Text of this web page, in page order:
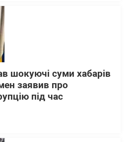
шокуючі суми хабарів
заявив про
під час